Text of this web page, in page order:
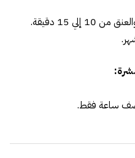
يوضع البرتقال على الوجه والعنق من 10 إلي 15 دقيقة.
:
ساعة فقط.